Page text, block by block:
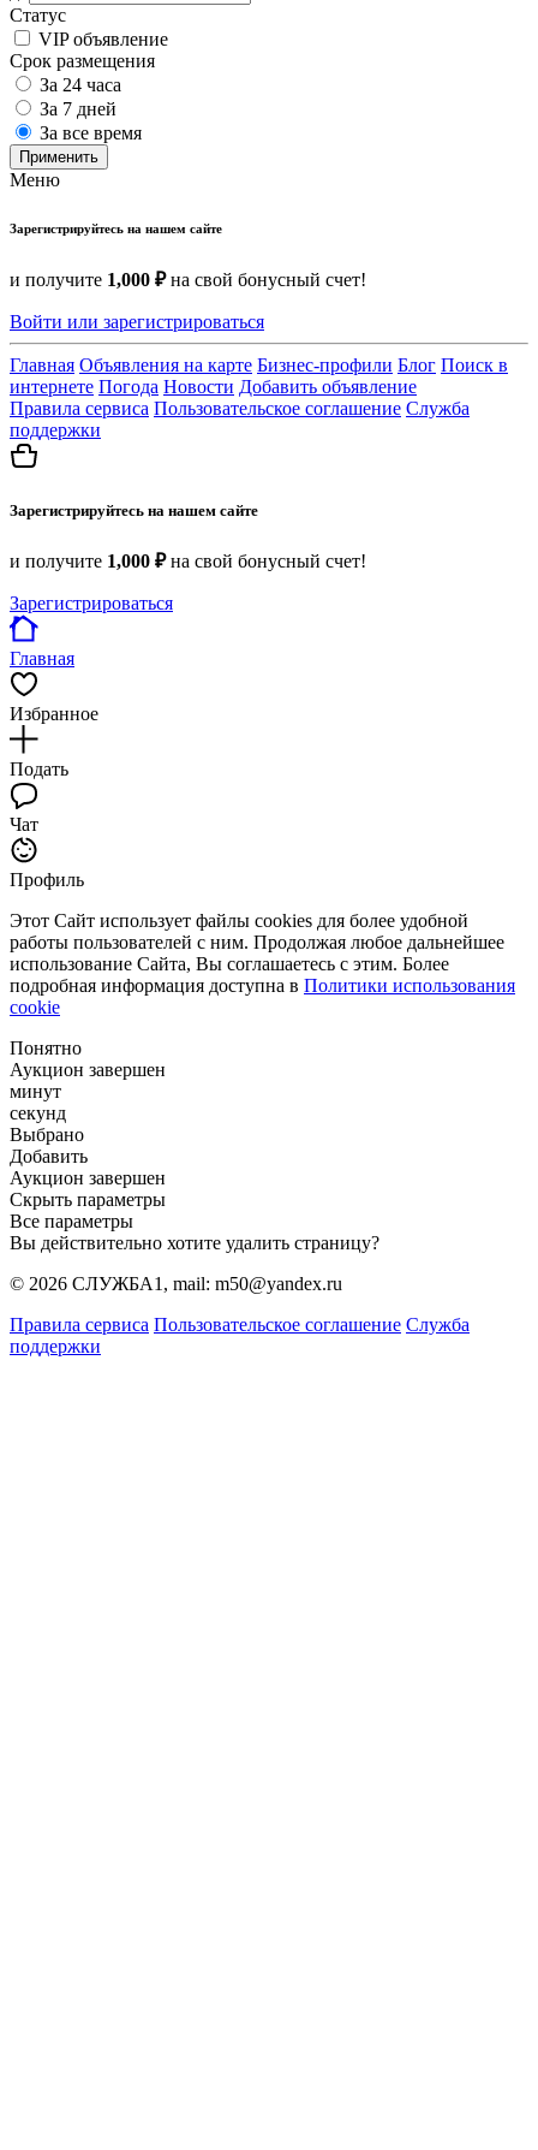
Статус
VIP объявление
Срок размещения
За 24 часа
За 7 дней
За все время
Применить
Меню
Зарегистрируйтесь на нашем сайте
и получите 1,000 ₽на свой бонусный счет!
Войти или зарегистрироваться
Главная Объявления на карте Бизнес-профили Блог Поиск в
интернете Погода Новости Добавить объявление
Правила сервиса Пользовательское соглашение Служба
поддержки
Зарегистрируйтесь на нашем сайте
и получите 1,000 ₽на свой бонусный счет!
Зарегистрироваться
Главная
Избранное
Подать
Чат
Профиль
Этот Сайт использует файлы cookies для более удобной
работы пользователей с ним. Продолжая любое дальнейшее
использование Сайта, Вы соглашаетесь с этим. Более
подробная информация доступна в Политики использования
cookie
Понятно
Аукцион завершен
минут
секунд
Выбрано
Добавить
Аукцион завершен
Скрыть параметры
Все параметры
Вы действительно хотите удалить страницу?
© 2026 СЛУЖБА1, mail: m50@yandex.ru
Правила сервиса Пользовательское соглашение Служба
поддержки